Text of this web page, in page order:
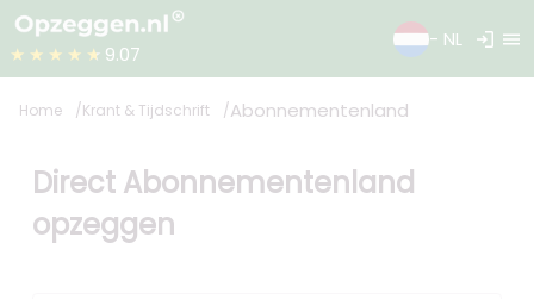
★★★★★ 9.07
- NL login menu
Home Krant & Tijdschrift Abonnementenland
Direct Abonnementenland
opzeggen